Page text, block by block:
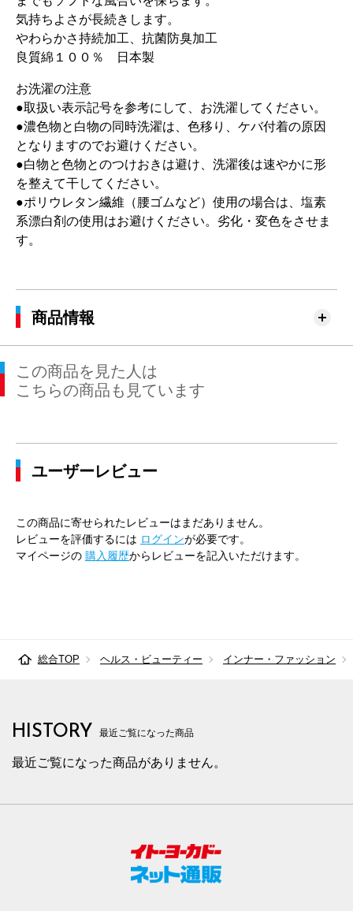
気持ちよさが長続きします。
やわらかさ持続加工、抗菌防臭加工
良質綿１００％ 日本製
お洗濯の注意
●取扱い表示記号を参考にして、お洗濯してください。
●濃色物と白物の同時洗濯は、色移り、ケバ付着の原因
となりますのでお避けください。
●白物と色物とのつけおきは避け、洗濯後は速やかに形
を整えて干してください。
●ポリウレタン繊維（腰ゴムなど）使用の場合は、塩素
系漂白剤の使用はお避けください。劣化・変色をさせま
す。
商品情報
この商品を見た人は
こちらの商品も見ています
ユーザーレビュー
この商品に寄せられたレビューはまだありません。
レビューを評価するには ログインが必要です。
マイページの 購入履歴からレビューを記入いただけます。
総合TOP ヘルス・ビューティー インナー・ファッション
HISTORY 最近ご覧になった商品
最近ご覧になった商品がありません。